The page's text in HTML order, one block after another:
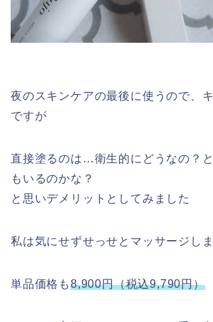
夜のスキンケアの最後に使うので、
ですが
直接塗るのは…衛生的にどうなの？
もいるのかな？
と思いデメリットとしてみました
私は気にせずせっせとマッサージし
単品価格も8,900円（税込9,790円）